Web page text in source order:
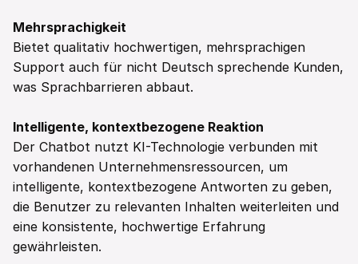
Mehrsprachigkeit
Bietet qualitativ hochwertigen, mehrsprachigen
Support auch für nicht Deutsch sprechende Kunden,
was Sprachbarrieren abbaut.
Intelligente, kontextbezogene Reaktion
Der Chatbot nutzt KI-Technologie verbunden mit
vorhandenen Unternehmensressourcen, um
intelligente, kontextbezogene Antworten zu geben,
die Benutzer zu relevanten Inhalten weiterleiten und
eine konsistente, hochwertige Erfahrung
gewährleisten.